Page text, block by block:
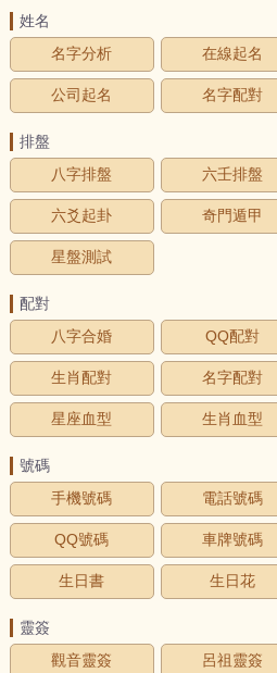
姓名
名字分析
在線起名
公司起名 名字配對
排盤
八字排盤
六壬排盤
六爻起卦 奇門遁甲
星盤測試
配對
八字合婚
QQ配對
生肖配對 名字配對
星座血型 生肖血型
號碼
手機號碼
電話號碼
QQ號碼 車牌號碼
生日書 生日花
靈簽
觀音靈簽
呂祖靈簽